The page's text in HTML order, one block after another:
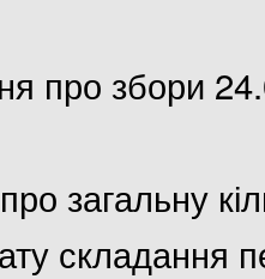
про збори
загальну
складання